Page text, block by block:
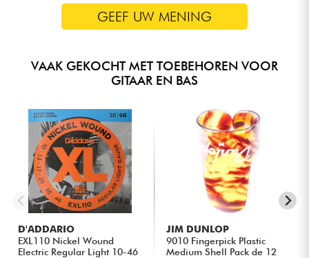
GEEF UW MENING
VAAK GEKOCHT MET TOEBEHOREN VOOR
GITAAR EN BAS
D'ADDARIO
EXL110 Nickel Wound
Electric Regular Light 10-46
JIM DUNLOP
9010 Fingerpick Plastic
Medium Shell Pack de 12